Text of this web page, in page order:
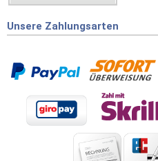
Unsere Zahlungsarten